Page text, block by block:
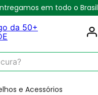
em todo o Brasil
e Acessórios